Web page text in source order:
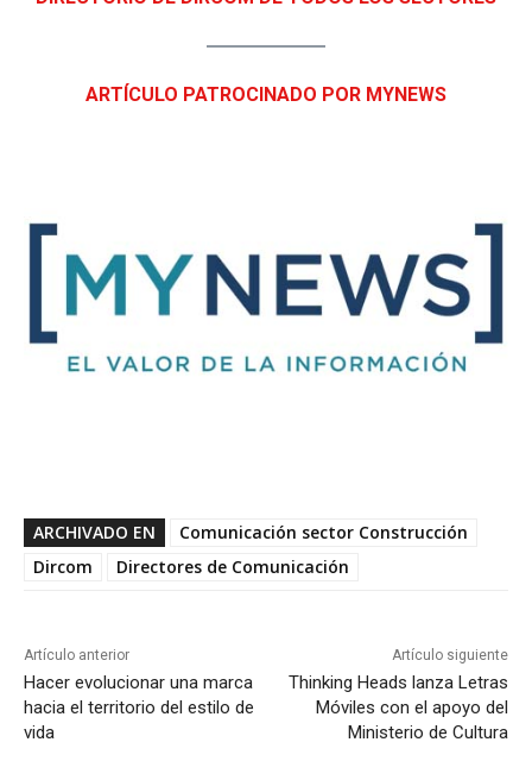
ARTÍCULO PATROCINADO POR MYNEWS
ARCHIVADO EN
Comunicación sector Construcción
Dircom
Directores de Comunicación
Artículo anterior
Hacer evolucionar una marca
hacia el territorio del estilo de
vida
Artículo siguiente
Thinking Heads lanza Letras
Móviles con el apoyo del
Ministerio de Cultura